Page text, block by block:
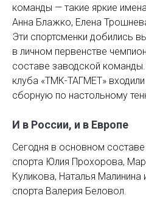
команды — такие яркие
Анна Блажко, Елена
Эти спортсменки добились
в личном первенстве
составе заводской команды.
клуба «ТМК-ТАГМЕТ»
сборную по настольному
И в России, и в Европе
Сегодня в основном
спорта Юлия Прохорова,
Куликова, Наталья Малинина
спорта Валерия Беловол.